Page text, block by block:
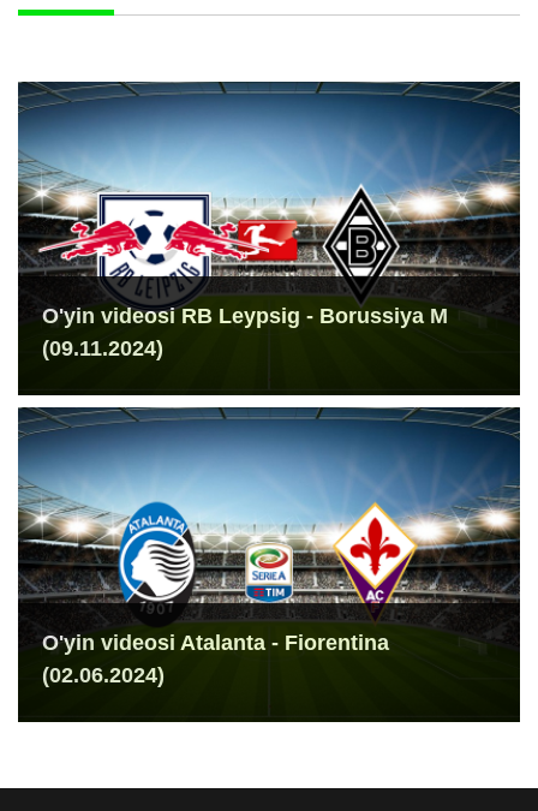
O'yin videosi RB Leypsig - Borussiya M
(09.11.2024)
O'yin videosi Atalanta - Fiorentina
(02.06.2024)